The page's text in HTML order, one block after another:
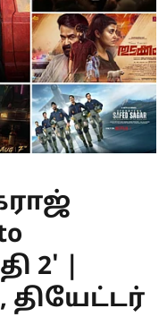
2' |
தியேட்டர்